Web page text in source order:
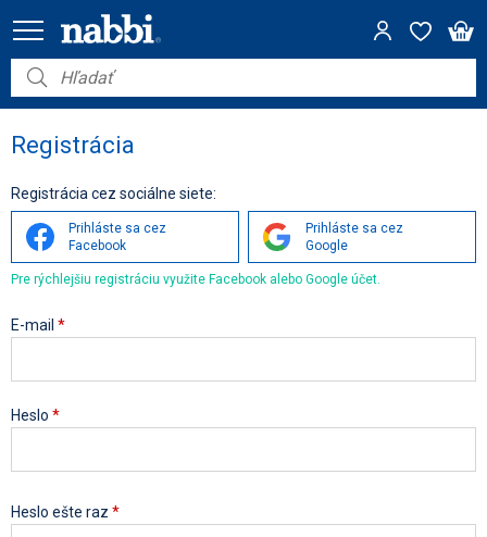
Nábytok
Vybavenie do domácnosti
Dom a záhrada
Akcie
Výpredaj
Registrácia
Registrácia cez sociálne siete:
Prihláste sa cez
Facebook
Prihláste sa cez
Google
Pre rýchlejšiu registráciu využite Facebook alebo Google účet.
E-mail *
Heslo *
Heslo ešte raz *